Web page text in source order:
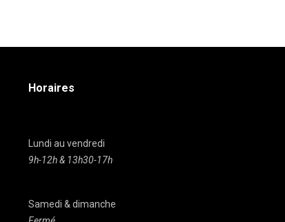
Horaires
Lundi au vendredi
9h-12h & 13h30-17h
Samedi & dimanche